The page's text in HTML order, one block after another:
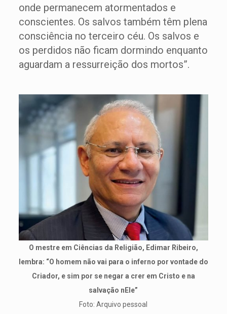
onde permanecem atormentados e
conscientes. Os salvos também têm plena
consciência no terceiro céu. Os salvos e
os perdidos não ficam dormindo enquanto
aguardam a ressurreição dos mortos”.
O mestre em Ciências da Religião, Edimar Ribeiro,
lembra: “O homem não vai para o inferno por vontade do
Criador, e sim por se negar a crer em Cristo e na
salvação nEle”
Foto: Arquivo pessoal